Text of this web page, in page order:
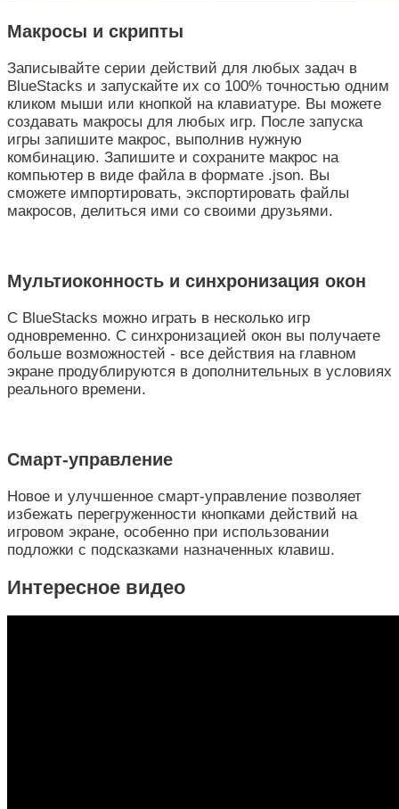
Макросы и скрипты
Записывайте серии действий для любых задач в
BlueStacks и запускайте их со 100% точностью одним
кликом мыши или кнопкой на клавиатуре. Вы можете
создавать макросы для любых игр. После запуска
игры запишите макрос, выполнив нужную
комбинацию. Запишите и сохраните макрос на
компьютер в виде файла в формате .json. Вы
сможете импортировать, экспортировать файлы
макросов, делиться ими со своими друзьями.
Мультиоконность и синхронизация окон
С BlueStacks можно играть в несколько игр
одновременно. С синхронизацией окон вы получаете
больше возможностей - все действия на главном
экране продублируются в дополнительных в условиях
реального времени.
Смарт-управление
Новое и улучшенное смарт-управление позволяет
избежать перегруженности кнопками действий на
игровом экране, особенно при использовании
подложки с подсказками назначенных клавиш.
Интересное видео